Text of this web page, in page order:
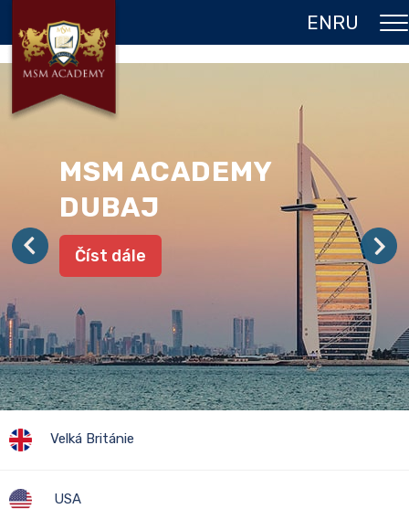
ENRU
O NÁS
DVOJITÝ DIPLOM
GALERIE
REFERENCE
KONTAKT
MSM ACADEMY
DUBAJ
Číst dále
Velká Británie
USA